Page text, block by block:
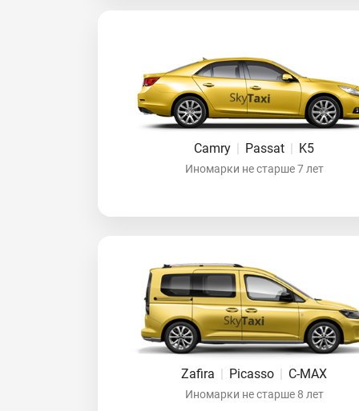
Camry | Passat | K5
Иномарки не старше 7 лет
Zafira | Picasso | C-MAX
Иномарки не старше 8 лет